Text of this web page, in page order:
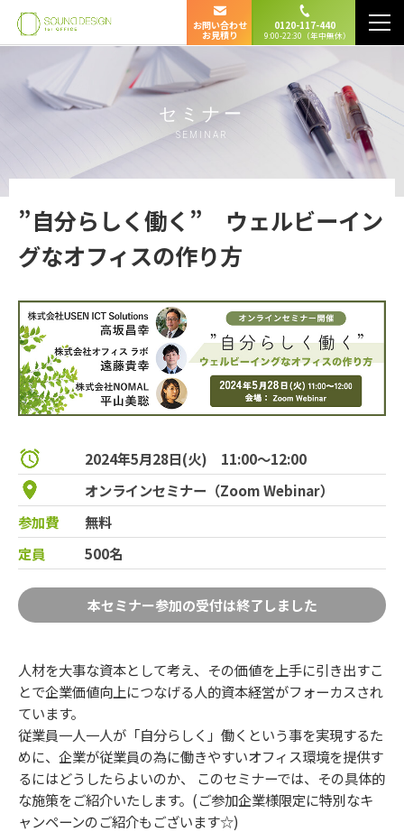
お問い合わせ
お見積り
0120-117-440
9:00-22:30（年中無休）
セミナー
SEMINAR
”自分らしく働く” ウェルビーイン
グなオフィスの作り方
2024年5月28日(火) 11:00～12:00
オンラインセミナー（Zoom Webinar）
参加費
無料
定員
500名
本セミナー参加の受付は終了しました
人材を大事な資本として考え、その価値を上手に引き出すこ
とで企業価値向上につなげる人的資本経営がフォーカスされ
ています。
従業員一人一人が「自分らしく」働くという事を実現するた
めに、企業が従業員の為に働きやすいオフィス環境を提供す
るにはどうしたらよいのか、 このセミナーでは、その具体的
な施策をご紹介いたします。(ご参加企業様限定に特別なキ
ャンペーンのご紹介もございます☆)